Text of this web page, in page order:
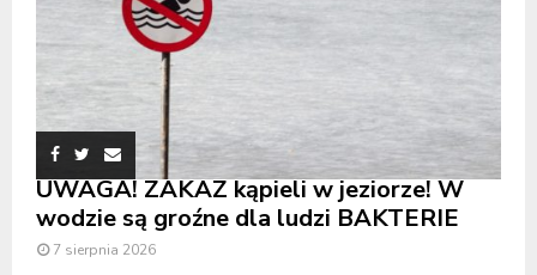
UWAGA! ZAKAZ kąpieli w jeziorze! W
wodzie są groźne dla ludzi BAKTERIE
7 sierpnia 2026